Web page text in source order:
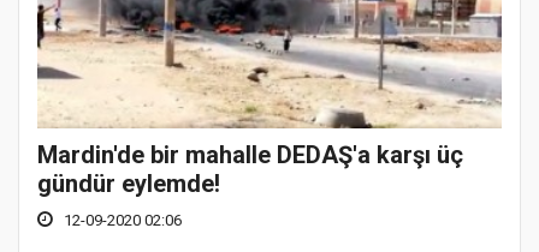
Mardin'de bir mahalle DEDAŞ'a karşı üç
gündür eylemde!
12-09-2020 02:06